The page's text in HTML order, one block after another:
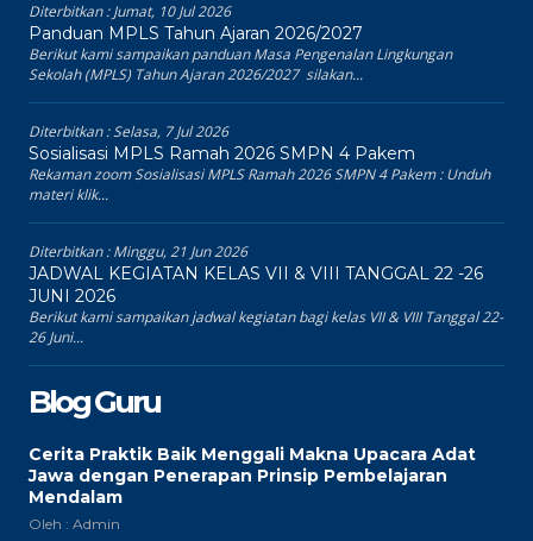
Diterbitkan :Jumat, 10 Jul 2026
Panduan MPLS Tahun Ajaran 2026/2027
Berikut kami sampaikan panduan Masa Pengenalan Lingkungan
Sekolah (MPLS) Tahun Ajaran 2026/2027 silakan...
Diterbitkan :Selasa, 7 Jul 2026
Sosialisasi MPLS Ramah 2026 SMPN 4 Pakem
Rekaman zoom Sosialisasi MPLS Ramah 2026 SMPN 4 Pakem : Unduh
materi klik...
Diterbitkan :Minggu, 21 Jun 2026
JADWAL KEGIATAN KELAS VII & VIII TANGGAL 22 -26
JUNI 2026
Berikut kami sampaikan jadwal kegiatan bagi kelas VII & VIII Tanggal 22-
26 Juni...
Blog Guru
Cerita Praktik Baik Menggali Makna Upacara Adat
Jawa dengan Penerapan Prinsip Pembelajaran
Mendalam
Oleh : Admin